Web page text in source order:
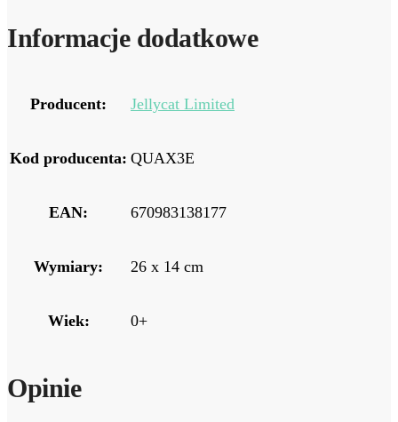
Informacje dodatkowe
Producent: Jellycat Limited
Kod producenta: QUAX3E
EAN: 670983138177
Wymiary: 26 x 14 cm
Wiek: 0+
Opinie